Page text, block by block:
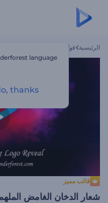
الرئيسية قوالب
قالب مميز
شعار الدخان الغامض
language
thanks